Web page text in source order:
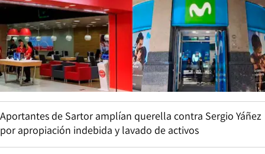
Aportantes de Sartor amplían querella contra Sergio Yáñez
por apropiación indebida y lavado de activos